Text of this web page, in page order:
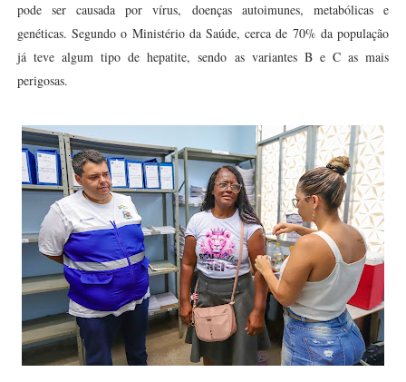
pode ser causada por vírus, doenças autoimunes, metabólicas e
genéticas. Segundo o Ministério da Saúde, cerca de 70% da população
já teve algum tipo de hepatite, sendo as variantes B e C as mais
perigosas.